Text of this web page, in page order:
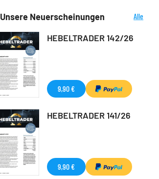
Unsere Neuerscheinungen
Alle
HEBELTRADER 142/26
9,90 €
HEBELTRADER 141/26
9,90 €